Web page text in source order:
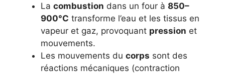
La combustion dans un four à 850–
900°C transforme l’eau et les tissus en
vapeur et gaz, provoquant pression et
mouvements.
Les mouvements du corps sont des
réactions mécaniques (contraction